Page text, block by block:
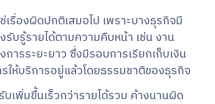
เรื่องผิดปกติเสมอไป เพราะบางธุรกิจมี
บรู้รายได้ตามความคืบหน้า เช่น งาน
การระยะยาว ซึ่งมีรอบการเรียกเก็บเงิน
ให้บริการอยู่แล้วโดยธรรมชาติของธุรกิจ
บเพิ่มขึ้นเร็วกว่ารายได้รวม ค้างนานผิด